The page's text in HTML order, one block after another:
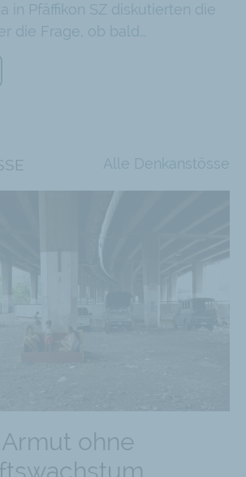
in Pfäffikon SZ diskutierten die
die Frage, ob bald…
Alle Denkanstösse
ohne